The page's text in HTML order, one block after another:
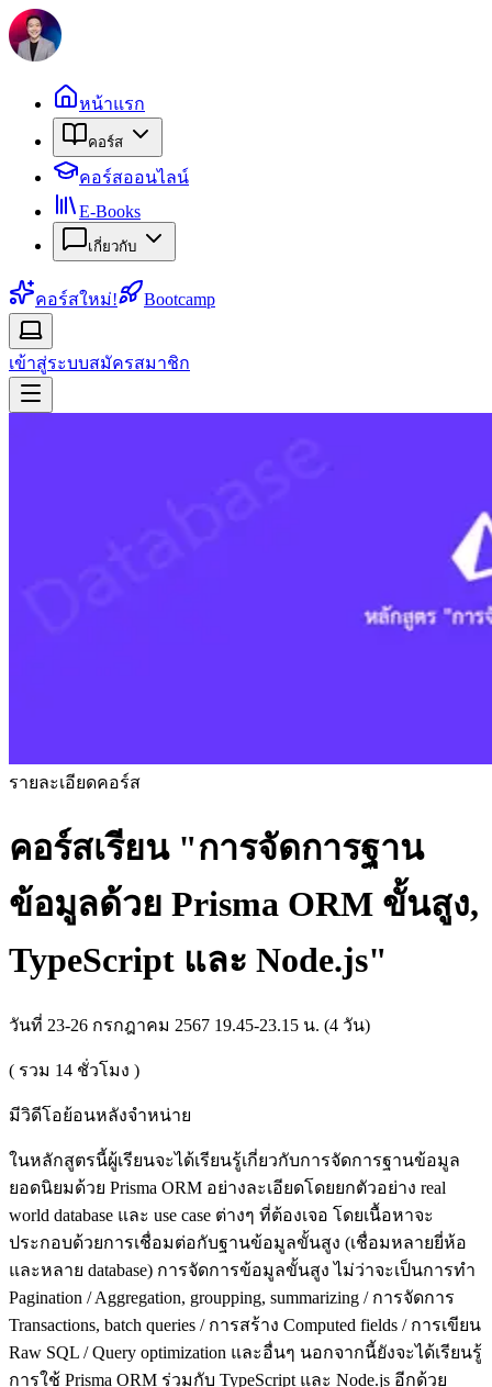
หน้าแรก
คอร์ส
คอร์สออนไลน์
E-Books
เกี่ยวกับ
คอร์สใหม่! Bootcamp
เข้าสู่ระบบสมัครสมาชิก
รายละเอียดคอร์ส
คอร์สเรียน "การจัดการฐาน
ข้อมูลด้วย Prisma ORM ขั้นสูง,
TypeScript และ Node.js"
วันที่ 23-26 กรกฎาคม 2567 19.45-23.15 น. (4 วัน)
( รวม 14 ชั่วโมง )
มีวิดีโอย้อนหลังจำหน่าย
ในหลักสูตรนี้ผู้เรียนจะได้เรียนรู้เกี่ยวกับการจัดการฐานข้อมูล
ยอดนิยมด้วย Prisma ORM อย่างละเอียดโดยยกตัวอย่าง real
world database และ use case ต่างๆ ที่ต้องเจอ โดยเนื้อหาจะ
ประกอบด้วยการเชื่อมต่อกับฐานข้อมูลขั้นสูง (เชื่อมหลายยี่ห้อ
และหลาย database) การจัดการข้อมูลขั้นสูง ไม่ว่าจะเป็นการทำ
Pagination / Aggregation, groupping, summarizing / การจัดการ
Transactions, batch queries / การสร้าง Computed fields / การเขียน
Raw SQL / Query optimization และอื่นๆ นอกจากนี้ยังจะได้เรียนรู้
การใช้ Prisma ORM ร่วมกับ TypeScript และ Node.js อีกด้วย